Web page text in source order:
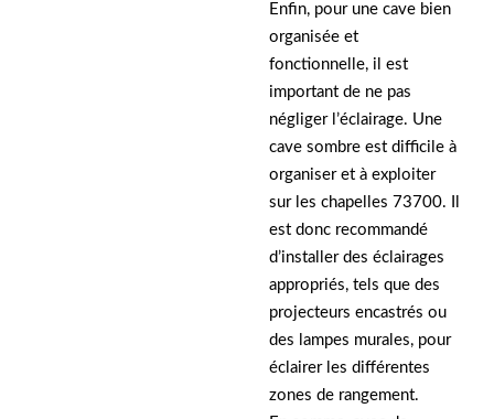
Enfin, pour une cave bien
organisée et
fonctionnelle, il est
important de ne pas
négliger l’éclairage. Une
cave sombre est difficile à
organiser et à exploiter
sur les chapelles 73700. Il
est donc recommandé
d’installer des éclairages
appropriés, tels que des
projecteurs encastrés ou
des lampes murales, pour
éclairer les différentes
zones de rangement.